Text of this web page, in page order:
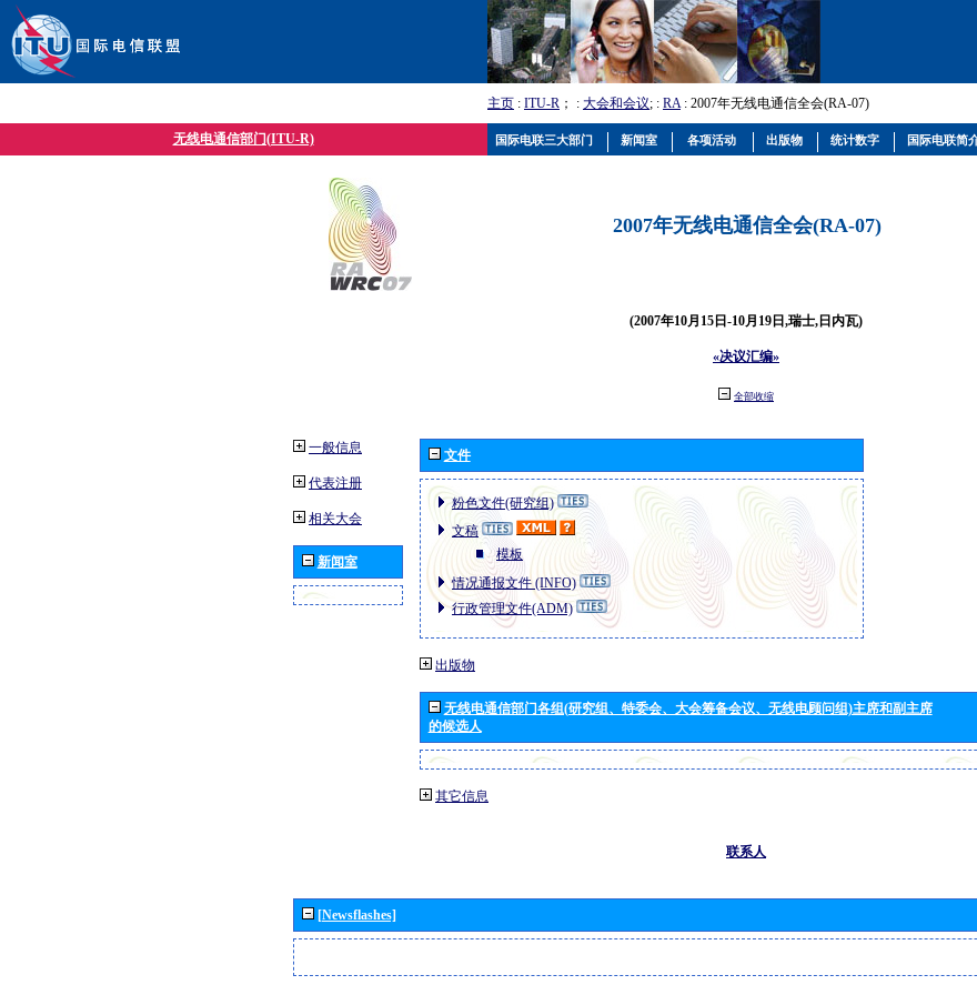
主页 : ITU-R ； : 大会和会议; : RA: 2007年无线电通信全会(RA-07)
无线电通信部门(ITU-R)
2007年无线电通信全会(RA-07)
(2007年10月15日-10月19日,瑞士,日内瓦)
«决议汇编»
全部收缩
一般信息
代表注册
相关大会
新闻室
文件
粉色文件(研究组)
文稿
模板
情况通报文件 (INFO)
行政管理文件(ADM)
出版物
无线电通信部门各组(研究组、特委会、大会筹备会议、无线电顾问组)主席和副主席
的候选人
其它信息
联系人
[Newsflashes]
国际电联三大部门 新闻室 各项活动 出版物 统计数字 国际电联简